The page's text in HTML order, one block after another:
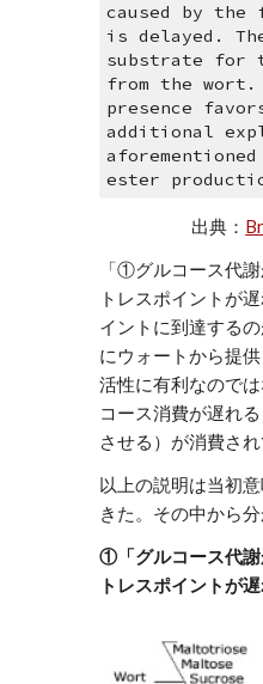
caused by the
is delayed.
substrate for
from the
presence
additional
ester
出典：
「①グルコース代
トレスポイントが
イントに到達する
にウォートから提
活性に有利なので
コース消費が遅れ
させる）が消費さ
以上の説明は当初
きた。その中から
①「グルコース代謝
トレスポイントが